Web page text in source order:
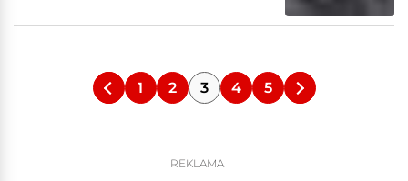
1 2 3 4 5
REKLAMA